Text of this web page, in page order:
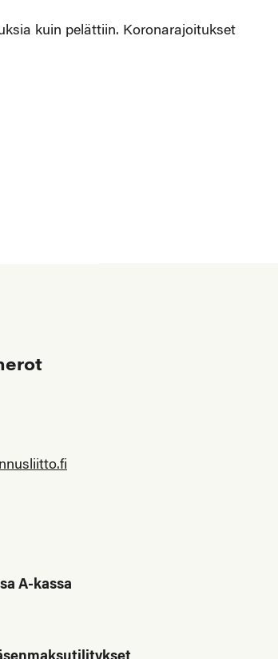
kuin pelättiin. Koronarajoitukset
A-kassa